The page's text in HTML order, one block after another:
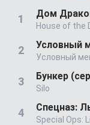
Дом
House of the
Условный
Условный
Бункер
Silo
Спецназ:
Special Ops: